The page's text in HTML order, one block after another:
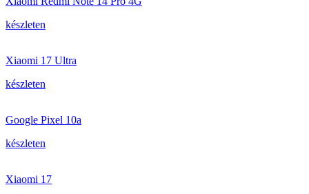
készleten
Xiaomi 17 Ultra
készleten
Google Pixel 10a
készleten
Xiaomi 17